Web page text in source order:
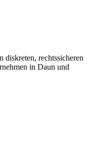
diskreten, rechtssicheren
in Daun und